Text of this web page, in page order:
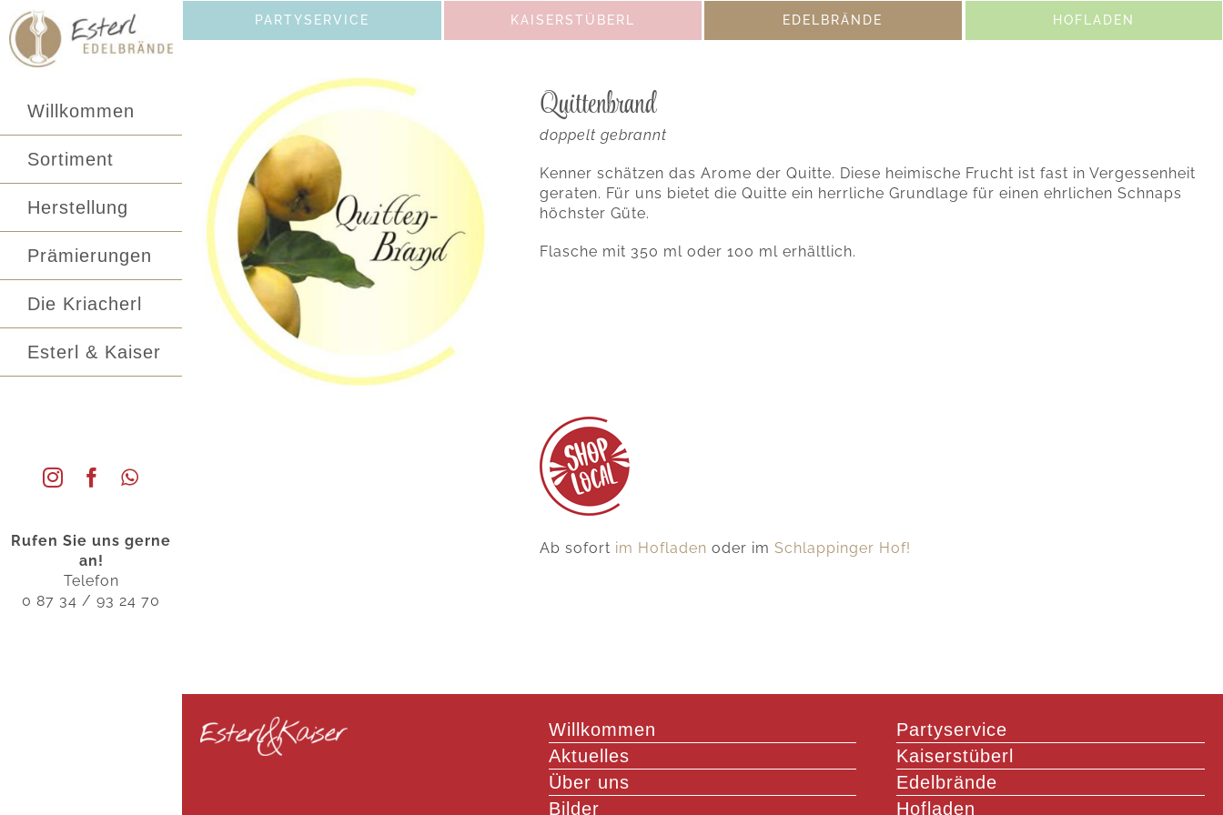
Zum
Inhalt
springen
Willkommen
Sortiment
Herstellung
Prämierungen
Die Kriacherl
Esterl & Kaiser
Rufen Sie uns gerne
an!
Telefon
0 87 34 / 93 24 70
PARTYSERVICE KAISERSTÜBERL EDELBRÄNDE HOFLADEN
Quittenbrand
doppelt gebrannt
Kenner schätzen das Arome der Quitte. Diese heimische Frucht ist fast in Vergessenheit
geraten. Für uns bietet die Quitte ein herrliche Grundlage für einen ehrlichen Schnaps
höchster Güte.
Flasche mit 350 ml oder 100 ml erhältlich.
Ab sofort im Hofladen oder im Schlappinger Hof!
Willkommen
Aktuelles
Über uns
Bilder
Partyservice
Kaiserstüberl
Edelbrände
Hofladen